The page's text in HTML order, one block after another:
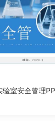
验室安全管理